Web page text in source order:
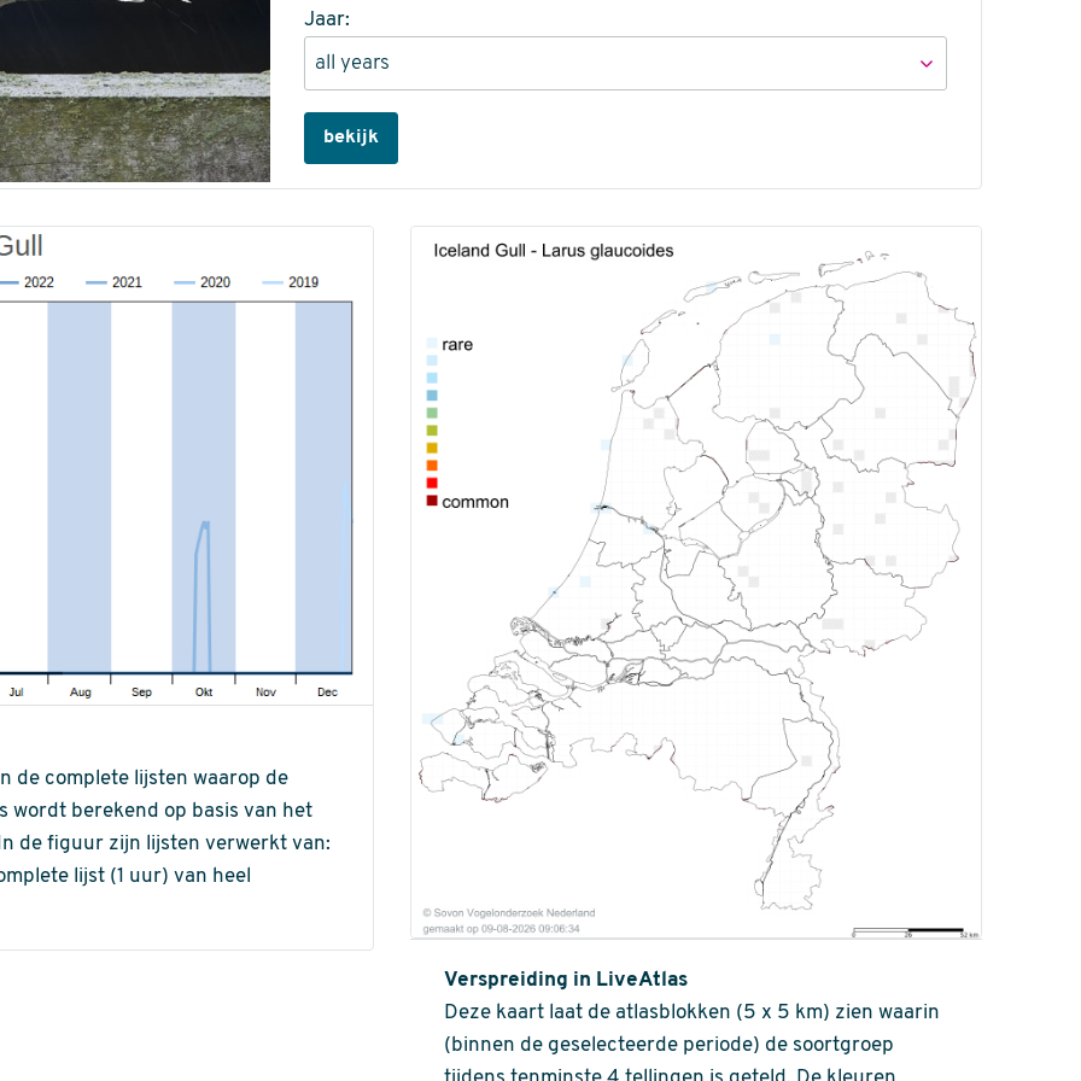
Jaar:
bekijk
de complete lijsten waarop de
wordt berekend op basis van het
de figuur zijn lijsten verwerkt van:
lijst (1 uur) van heel
Verspreiding in LiveAtlas
Deze kaart laat de atlasblokken (5 x 5 km) zien waarin
(binnen de geselecteerde periode) de soortgroep